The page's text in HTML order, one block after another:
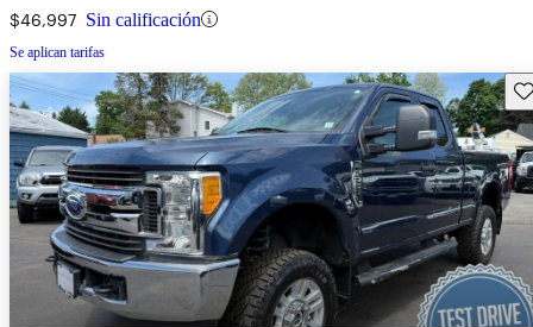
$46,997 Sin calificación
Se aplican tarifas